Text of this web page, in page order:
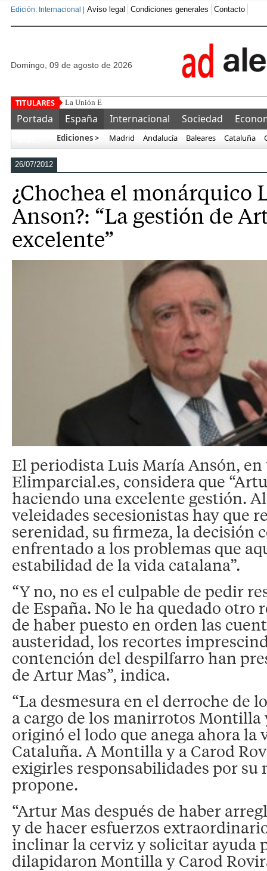
Edición: Internacional | Aviso legal Condiciones generales Contacto
domingo, 09 de agosto de 2026
La Unión Europea detecta aceitunas marroquíes
Portada España Internacional Sociedad
Ediciones > Madrid Andalucía Baleares Cataluña
26/07/2012
¿Chochea el monárquico
Anson?: “La gestión de
excelente”
El periodista Luis María Ansón,
Elimparcial.es, considera que
haciendo una excelente gestión.
veleidades secesionistas hay que
serenidad, su firmeza, la decisión
enfrentado a los problemas que
estabilidad de la vida catalana”.
“Y no, no es el culpable de pedir
de España. No le ha quedado otro
de haber puesto en orden las
austeridad, los recortes
contención del despilfarro han
de Artur Mas”, indica.
“La desmesura en el derroche de
a cargo de los manirrotos Montilla
originó el lodo que anega ahora la
Cataluña. A Montilla y a Carod
exigirles responsabilidades por su
propone.
“Artur Mas después de haber
y de hacer esfuerzos
inclinar la cerviz y solicitar ayuda
dilapidaron Montilla y Carod